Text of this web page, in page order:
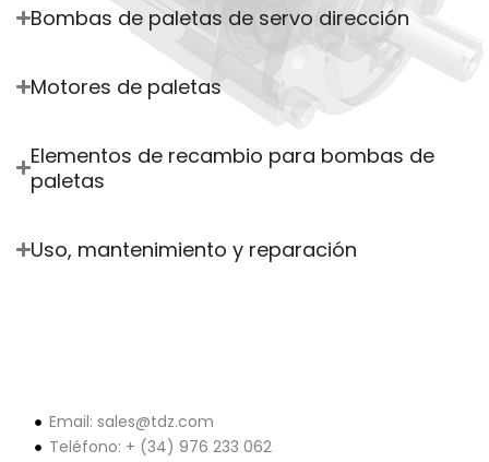
Bombas de paletas de servo dirección
Motores de paletas
Elementos de recambio para bombas de
paletas
Uso, mantenimiento y reparación
Email: sales@tdz.com
Teléfono: + (34) 976 233 062